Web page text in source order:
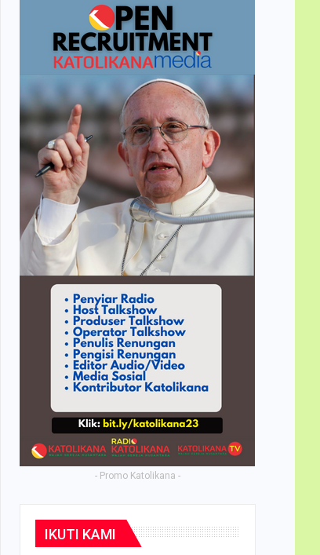
- Promo Katolikana -
IKUTI KAMI